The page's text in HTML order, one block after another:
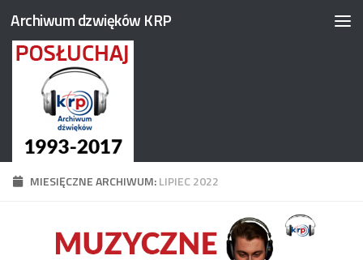
Przejdź do treści
Archiwum dzwięków KRP
MIESIĘCZNE ARCHIWUM:LIPIEC 2022